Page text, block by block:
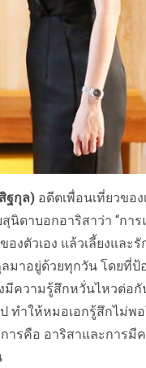
ฐกุล) อดีตเพื่อนเที่ยวขอ
นิดาบอกอาริสาว่า “กา
งตัวเอง แล้วเลี้ยงแล
มาอยู่ด้วยทุกวัน โดยที่
ความรู้สึกหวั่นไหวต่อ
ทำให้หมอเอกรู้สึกไม่พอ
การคือ อาริสาและการ